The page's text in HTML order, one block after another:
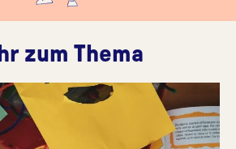
zum Thema